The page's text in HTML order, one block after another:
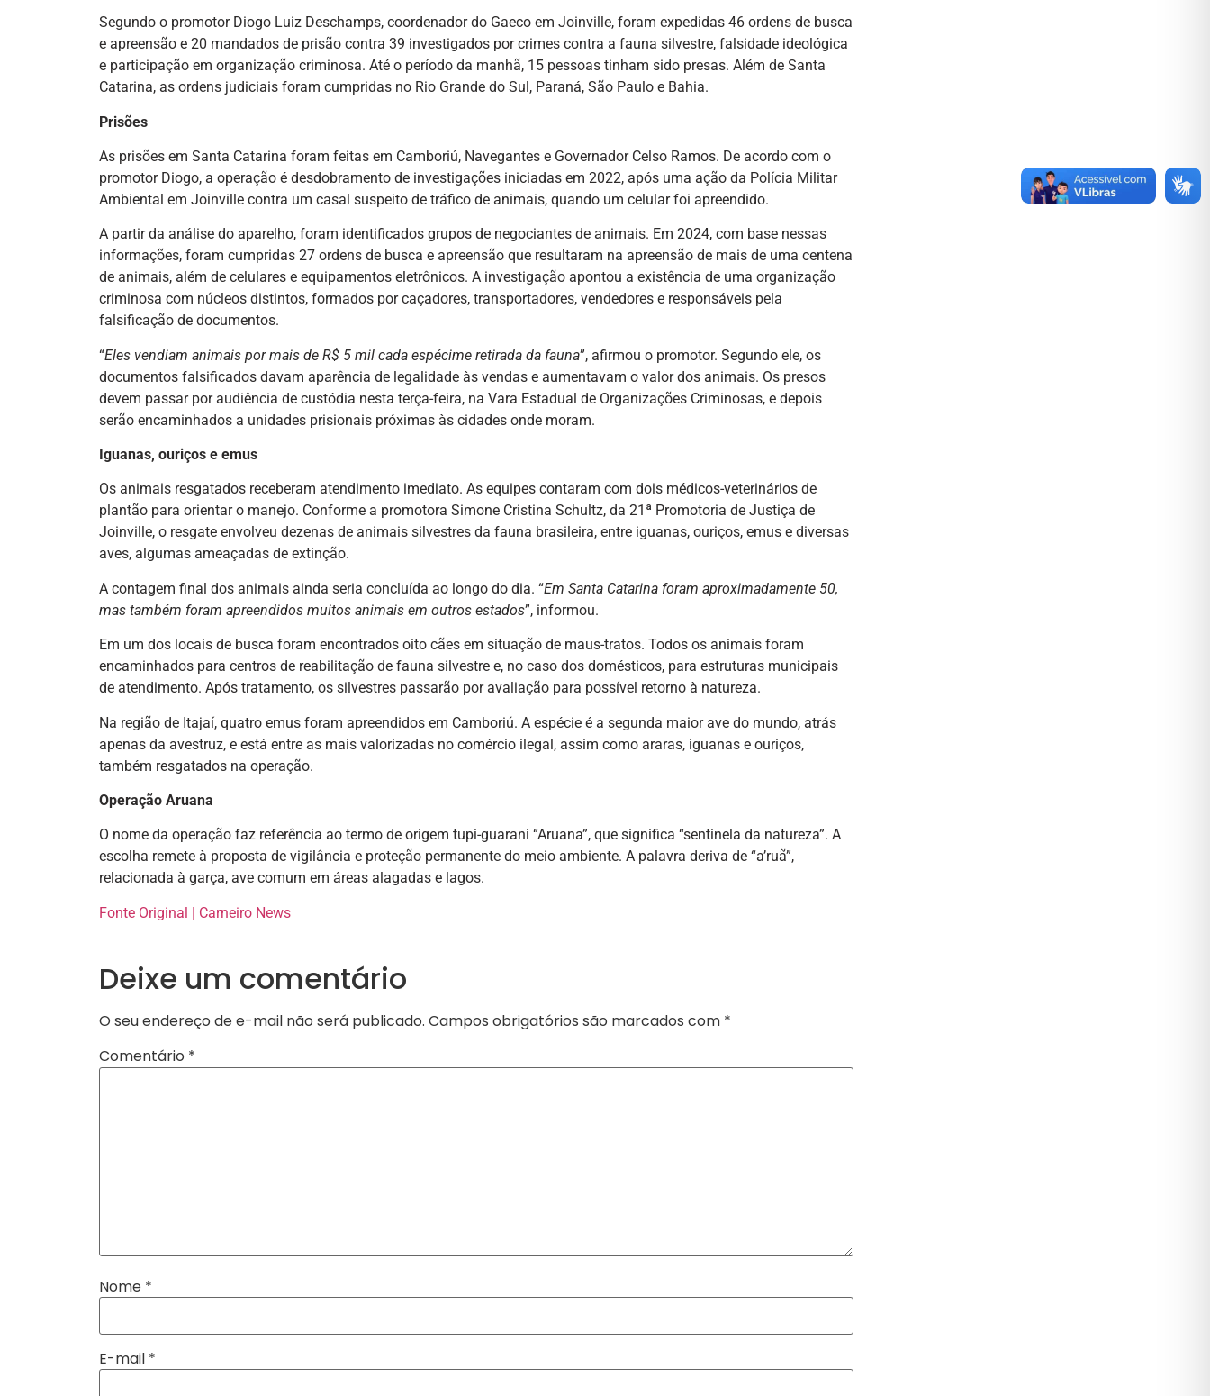
Segundo o promotor Diogo Luiz Deschamps, coordenador do Gaeco em Joinville, foram expedidas 46 ordens de busca
e apreensão e 20 mandados de prisão contra 39 investigados por crimes contra a fauna silvestre, falsidade ideológica
e participação em organização criminosa. Até o período da manhã, 15 pessoas tinham sido presas. Além de Santa
Catarina, as ordens judiciais foram cumpridas no Rio Grande do Sul, Paraná, São Paulo e Bahia.
Prisões
As prisões em Santa Catarina foram feitas em Camboriú, Navegantes e Governador Celso Ramos. De acordo com o
promotor Diogo, a operação é desdobramento de investigações iniciadas em 2022, após uma ação da Polícia Militar
Ambiental em Joinville contra um casal suspeito de tráfico de animais, quando um celular foi apreendido.
A partir da análise do aparelho, foram identificados grupos de negociantes de animais. Em 2024, com base nessas
informações, foram cumpridas 27 ordens de busca e apreensão que resultaram na apreensão de mais de uma centena
de animais, além de celulares e equipamentos eletrônicos. A investigação apontou a existência de uma organização
criminosa com núcleos distintos, formados por caçadores, transportadores, vendedores e responsáveis pela
falsificação de documentos.
“Eles vendiam animais por mais de R$ 5 mil cada espécime retirada da fauna”, afirmou o promotor. Segundo ele, os
documentos falsificados davam aparência de legalidade às vendas e aumentavam o valor dos animais. Os presos
devem passar por audiência de custódia nesta terça-feira, na Vara Estadual de Organizações Criminosas, e depois
serão encaminhados a unidades prisionais próximas às cidades onde moram.
Iguanas, ouriços e emus
Os animais resgatados receberam atendimento imediato. As equipes contaram com dois médicos-veterinários de
plantão para orientar o manejo. Conforme a promotora Simone Cristina Schultz, da 21ª Promotoria de Justiça de
Joinville, o resgate envolveu dezenas de animais silvestres da fauna brasileira, entre iguanas, ouriços, emus e diversas
aves, algumas ameaçadas de extinção.
A contagem final dos animais ainda seria concluída ao longo do dia. “Em Santa Catarina foram aproximadamente 50,
mas também foram apreendidos muitos animais em outros estados”, informou.
Em um dos locais de busca foram encontrados oito cães em situação de maus-tratos. Todos os animais foram
encaminhados para centros de reabilitação de fauna silvestre e, no caso dos domésticos, para estruturas municipais
de atendimento. Após tratamento, os silvestres passarão por avaliação para possível retorno à natureza.
Na região de Itajaí, quatro emus foram apreendidos em Camboriú. A espécie é a segunda maior ave do mundo, atrás
apenas da avestruz, e está entre as mais valorizadas no comércio ilegal, assim como araras, iguanas e ouriços,
também resgatados na operação.
Operação Aruana
O nome da operação faz referência ao termo de origem tupi-guarani “Aruana”, que significa “sentinela da natureza”. A
escolha remete à proposta de vigilância e proteção permanente do meio ambiente. A palavra deriva de “a’ruã”,
relacionada à garça, ave comum em áreas alagadas e lagos.
Fonte Original | Carneiro News
Deixe um comentário
O seu endereço de e-mail não será publicado. Campos obrigatórios são marcados com *
Comentário *
Nome *
E-mail *